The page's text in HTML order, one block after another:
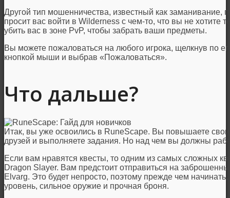
Другой тип мошенничества, известный как заманивание,
просит вас войти в Wilderness с чем-то, что вы не хотите
убить вас в зоне PvP, чтобы забрать ваши предметы.
Вы можете пожаловаться на любого игрока, щелкнув по
кнопкой мыши и выбрав «Пожаловаться».
Что дальше?
Итак, вы уже освоились в RuneScape. Вы повышаете
друзей и выполняете задания. Но над чем вы должны
Если вам нравятся квесты, то одним из самых сложных
Dragon Slayer. Вам предстоит отправиться на
Elvarg. Это будет непросто, поэтому прежде чем
уровень, сильное оружие и прочная броня.